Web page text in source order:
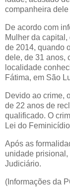
companheira
De acordo com
Mulher da
de 2014, quando
dele, de 31 anos,
localidade
Fátima, em São
Devido ao crime,
de 22 anos de
qualificado. O
Lei do
Após as
unidade
Judiciário.
(Informações da